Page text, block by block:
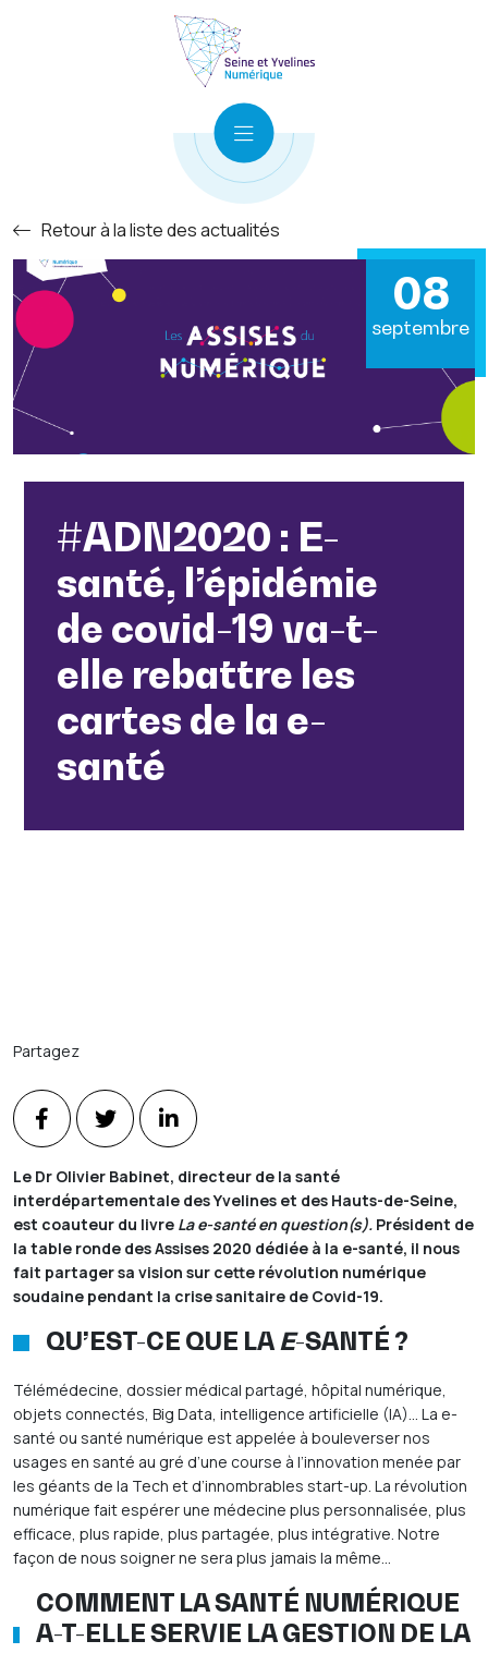
Retour à la liste des actualités
08
septembre
#ADN2020 : E-
santé, l’épidémie
de covid-19 va-t-
elle rebattre les
cartes de la e-
santé
Partagez
Le Dr Olivier Babinet, directeur de la santé
interdépartementale des Yvelines et des Hauts-de-Seine,
est coauteur du livre La e-santé en question(s). Président de
la table ronde des Assises 2020 dédiée à la e-santé, il nous
fait partager sa vision sur cette révolution numérique
soudaine pendant la crise sanitaire de Covid-19.
QU’EST-CE QUE LA E-SANTÉ ?
Télémédecine, dossier médical partagé, hôpital numérique,
objets connectés, Big Data, intelligence artificielle (IA)… La e-
santé ou santé numérique est appelée à bouleverser nos
usages en santé au gré d’une course à l’innovation menée par
les géants de la Tech et d’innombrables start-up. La révolution
numérique fait espérer une médecine plus personnalisée, plus
efficace, plus rapide, plus partagée, plus intégrative. Notre
façon de nous soigner ne sera plus jamais la même…
COMMENT LA SANTÉ NUMÉRIQUE
A-T-ELLE SERVIE LA GESTION DE LA